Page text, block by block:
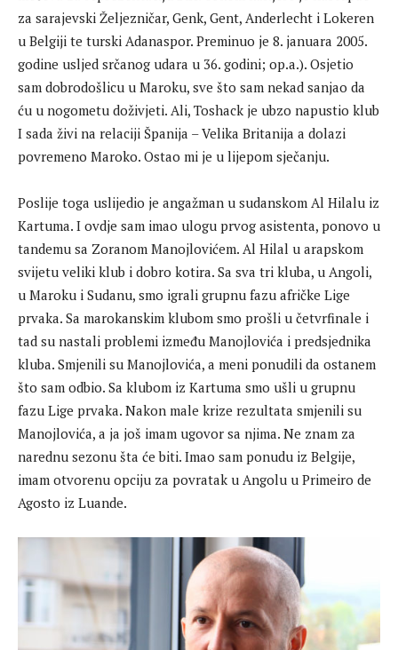
za sarajevski Željezničar, Genk, Gent, Anderlecht i Lokeren
u Belgiji te turski Adanaspor. Preminuo je 8. januara 2005.
godine usljed srčanog udara u 36. godini; op.a.). Osjetio
sam dobrodošlicu u Maroku, sve što sam nekad sanjao da
ću u nogometu doživjeti. Ali, Toshack je ubzo napustio klub
I sada živi na relaciji Španija – Velika Britanija a dolazi
povremeno Maroko. Ostao mi je u lijepom sječanju.
Poslije toga uslijedio je angažman u sudanskom Al Hilalu iz
Kartuma. I ovdje sam imao ulogu prvog asistenta, ponovo u
tandemu sa Zoranom Manojlovićem. Al Hilal u arapskom
svijetu veliki klub i dobro kotira. Sa sva tri kluba, u Angoli,
u Maroku i Sudanu, smo igrali grupnu fazu afričke Lige
prvaka. Sa marokanskim klubom smo prošli u četvrfinale i
tad su nastali problemi između Manojlovića i predsjednika
kluba. Smjenili su Manojlovića, a meni ponudili da ostanem
što sam odbio. Sa klubom iz Kartuma smo ušli u grupnu
fazu Lige prvaka. Nakon male krize rezultata smjenili su
Manojlovića, a ja još imam ugovor sa njima. Ne znam za
narednu sezonu šta će biti. Imao sam ponudu iz Belgije,
imam otvorenu opciju za povratak u Angolu u Primeiro de
Agosto iz Luande.